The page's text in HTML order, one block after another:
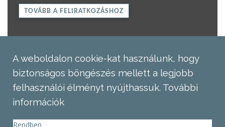
TOVÁBB A FELIRATKOZÁSHOZ
A weboldalon cookie-kat használunk, hogy
biztonságos böngészés mellett a legjobb
felhasználói élményt nyújthassuk. További
információk
Rendben